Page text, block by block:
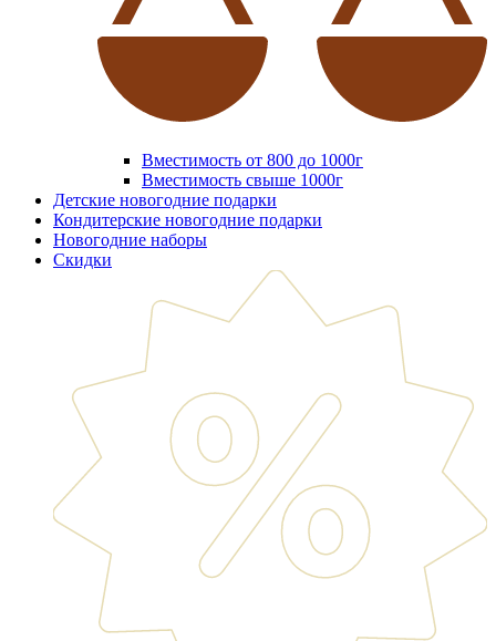
Вместимость от 800 до 1000г
Вместимость свыше 1000г
Детские новогодние подарки
Кондитерские новогодние подарки
Новогодние наборы
Скидки